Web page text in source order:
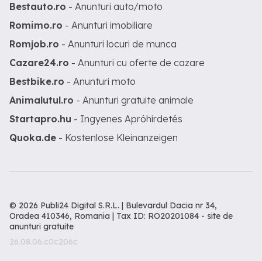
Bestauto.ro - Anunturi auto/moto
Romimo.ro - Anunturi imobiliare
Romjob.ro - Anunturi locuri de munca
Cazare24.ro - Anunturi cu oferte de cazare
Bestbike.ro - Anunturi moto
Animalutul.ro - Anunturi gratuite animale
Startapro.hu - Ingyenes Apróhirdetés
Quoka.de - Kostenlose Kleinanzeigen
© 2026 Publi24 Digital S.R.L. | Bulevardul Dacia nr 34,
Oradea 410346, Romania | Tax ID: RO20201084 - site de
anunturi gratuite
26.08.06.c0c206c